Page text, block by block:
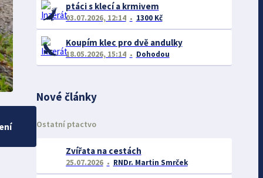
ptáci s klecí a krmivem
03.07.2026, 12:14 1300 Kč
Koupím klec pro dvě andulky
18.05.2026, 15:14 Dohodou
Nové články
Ostatní ptactvo
Zvířata na cestách
25.07.2026 RNDr. Martin Smrček